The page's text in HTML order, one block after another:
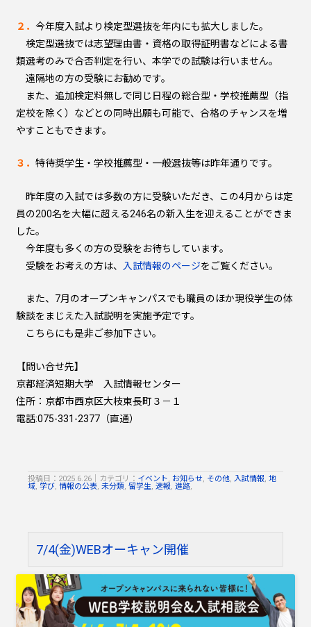
２． 今年度入試より検定型選抜を年内にも拡大しました。
検定型選抜では志望理由書・資格の取得証明書などによる書
類選考のみで合否判定を行い、本学での試験は行いません。
遠隔地の方の受験にお勧めです。
また、追加検定料無しで同じ日程の総合型・学校推薦型（指
定校を除く）などとの同時出願も可能で、合格のチャンスを増
やすこともできます。
３． 特待奨学生・学校推薦型・一般選抜等は昨年通りです。
昨年度の入試では多数の方に受験いただき、この4月からは定
員の200名を大幅に超える246名の新入生を迎えることができま
した。
今年度も多くの方の受験をお待ちしています。
受験をお考えの方は、
入試情報のページをご覧ください。
また、7月のオープンキャンパスでも職員のほか現役学生の体
験談をまじえた入試説明を実施予定です。
こちらにも是非ご参加下さい。
【問い合せ先】
京都経済短期大学 入試情報センター
住所：京都市西京区大枝東長町３－１
電話:075-331-2377（直通）
投稿日：2025.6.26 カテゴリ： イベント, お知らせ, その他, 入試情報, 地
域, 学び, 情報の公表, 未分類, 留学生, 速報, 進路,
7/4(金)WEBオーキャン開催